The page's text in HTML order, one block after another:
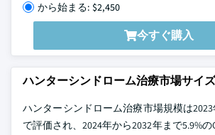
から始まる: $2,450
今すぐ購入
ハンターシンドローム治療市場サイズ
ハンターシンドローム治療市場規模は2023
で評価され、2024年から2032年まで5.9%の